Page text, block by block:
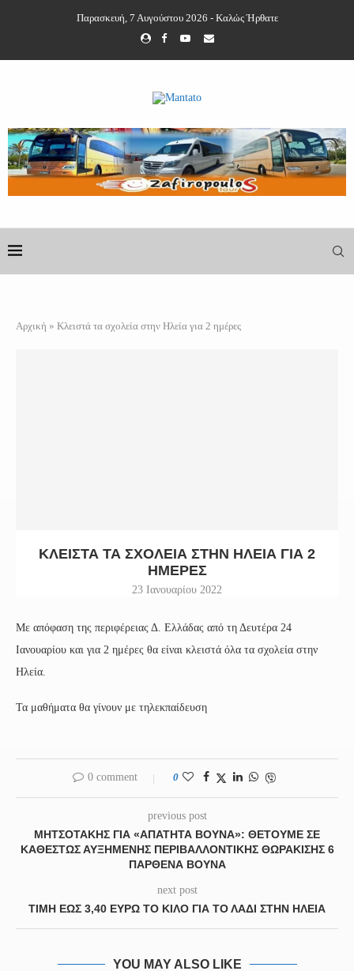
Παρασκευή, 7 Αυγούστου 2026 - Καλώς Ήρθατε
Αρχική » Κλειστά τα σχολεία στην Ηλεία για 2 ημέρες
ΚΛΕΙΣΤΆ ΤΑ ΣΧΟΛΕΊΑ ΣΤΗΝ ΗΛΕΊΑ ΓΙΑ 2
ΗΜΈΡΕΣ
23 Ιανουαρίου 2022
Με απόφαση της περιφέρειας Δ. Ελλάδας από τη Δευτέρα 24
Ιανουαρίου και για 2 ημέρες θα είναι κλειστά όλα τα σχολεία στην
Ηλεία.
Τα μαθήματα θα γίνουν με τηλεκπαίδευση
0 comment 0
previous post
ΜΗΤΣΟΤΆΚΗΣ ΓΙΑ «ΑΠΆΤΗΤΑ ΒΟΥΝΆ»: ΘΈΤΟΥΜΕ ΣΕ
ΚΑΘΕΣΤΏΣ ΑΥΞΗΜΈΝΗΣ ΠΕΡΙΒΑΛΛΟΝΤΙΚΉΣ ΘΩΡΆΚΙΣΗΣ 6
ΠΑΡΘΈΝΑ ΒΟΥΝΆ
next post
ΤΙΜΉ ΈΩΣ 3,40 ΕΥΡΏ ΤΟ ΚΙΛΌ ΓΙΑ ΤΟ ΛΆΔΙ ΣΤΗΝ ΗΛΕΊΑ
YOU MAY ALSO LIKE